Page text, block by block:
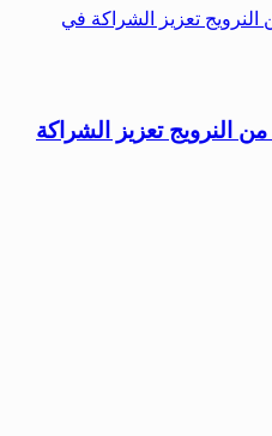
النرويج تعزيز الشراكة